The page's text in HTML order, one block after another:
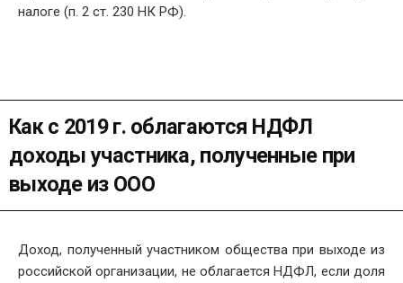
налоге (п. 2 ст. 230 НК РФ).
Как с 2019 г. облагаются НДФЛ
доходы участника, полученные при
выходе из ООО
Доход, полученный участником общества при выходе из
российской организации, не облагается НДФЛ, если доля